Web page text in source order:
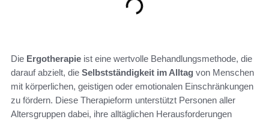
Die Ergotherapie ist eine wertvolle Behandlungsmethode, die
darauf abzielt, die Selbstständigkeit im Alltag von Menschen
mit körperlichen, geistigen oder emotionalen Einschränkungen
zu fördern. Diese Therapieform unterstützt Personen aller
Altersgruppen dabei, ihre alltäglichen Herausforderungen